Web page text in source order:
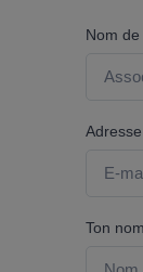
Nom
Ton nom